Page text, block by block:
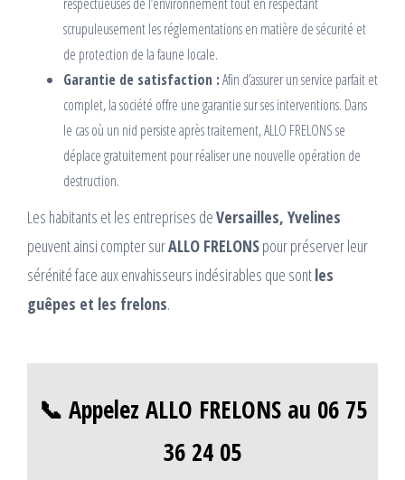
scrupuleusement les réglementations en matière de sécurité et
de protection de la faune locale.
Garantie de satisfaction :Afin d’assurer un service parfait et
complet, la société offre une garantie sur ses interventions. Dans
le cas où un nid persiste après traitement, ALLO FRELONS se
déplace gratuitement pour réaliser une nouvelle opération de
destruction.
Les habitants et les entreprises deVersailles, Yvelines
peuvent ainsi compter surALLO FRELONSpour préserver leur
sérénité face aux envahisseurs indésirables que sontles
guêpes et les frelons.
📞 Appelez ALLO FRELONS au 06 75
36 24 05